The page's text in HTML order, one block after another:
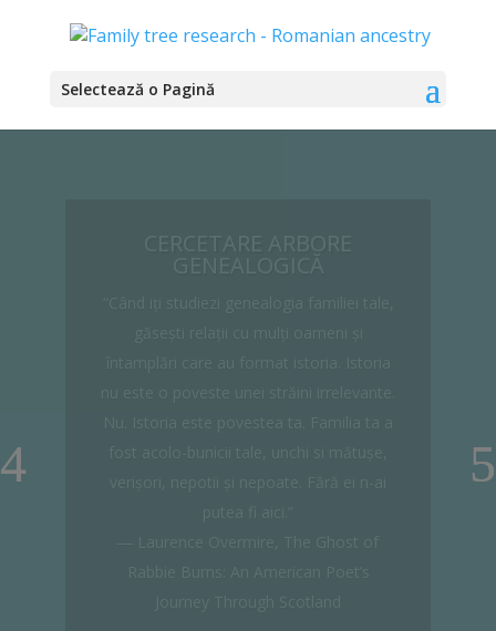
Selectează o Pagină
COLECTAREA
DOCUMENTAȚIEI PENTRU
CETĂȚENIE